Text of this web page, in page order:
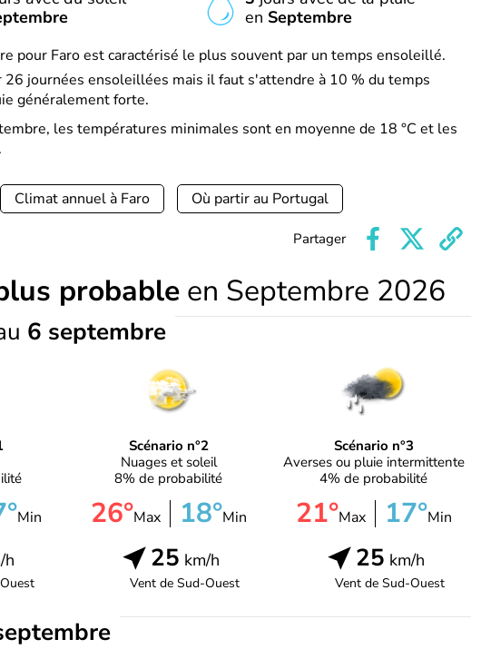
en Septembre
pour Faro est caractérisé le plus souvent par un temps ensoleillé.
26 journées ensoleillées mais il faut s'attendre à 10 % du temps
généralement forte.
les températures minimales sont en moyenne de 18 °C et les
Climat annuel à Faro Où partir au Portugal
Partager
probable en Septembre 2026
6 septembre
Min
h
Scénario n°2
Nuages et soleil
8% de probabilité
26°Max 18°Min
25 km/h
Vent deSud-Ouest
Scénario n°3
Averses ou pluie intermittente
4% de probabilité
21°Max 17°Min
25 km/h
Vent deSud-Ouest